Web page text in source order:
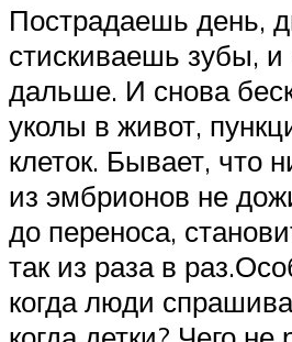
Пострадаешь день,
стискиваешь зубы,
дальше. И снова
уколы в живот,
клеток. Бывает, что
из эмбрионов не
до переноса,
так из раза в
когда люди